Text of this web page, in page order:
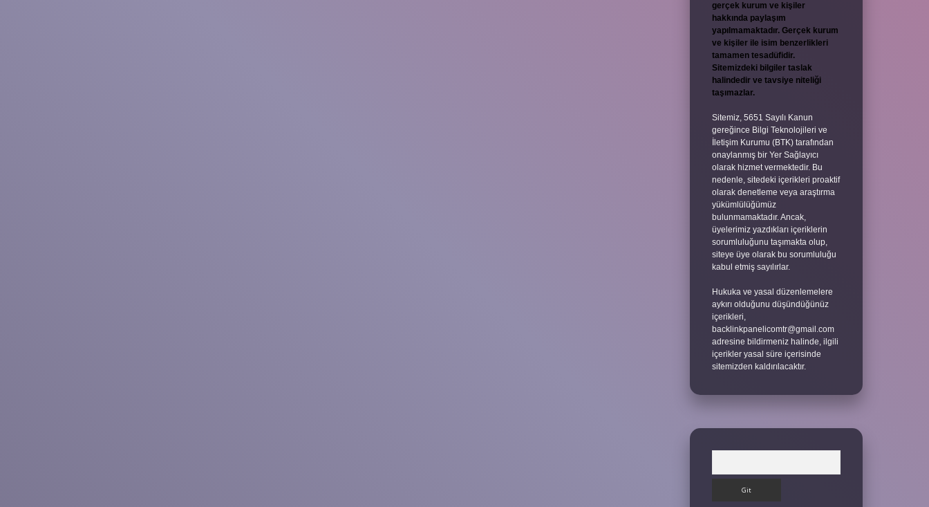
gerçek kurum ve kişiler
hakkında paylaşım
yapılmamaktadır. Gerçek kurum
ve kişiler ile isim benzerlikleri
tamamen tesadüfidir.
Sitemizdeki bilgiler taslak
halindedir ve tavsiye niteliği
taşımazlar.
Sitemiz, 5651 Sayılı Kanun
gereğince Bilgi Teknolojileri ve
İletişim Kurumu (BTK) tarafından
onaylanmış bir Yer Sağlayıcı
olarak hizmet vermektedir. Bu
nedenle, sitedeki içerikleri proaktif
olarak denetleme veya araştırma
yükümlülüğümüz
bulunmamaktadır. Ancak,
üyelerimiz yazdıkları içeriklerin
sorumluluğunu taşımakta olup,
siteye üye olarak bu sorumluluğu
kabul etmiş sayılırlar.
Hukuka ve yasal düzenlemelere
aykırı olduğunu düşündüğünüz
içerikleri,
backlinkpanelicomtr@gmail.com
adresine bildirmeniz halinde, ilgili
içerikler yasal süre içerisinde
sitemizden kaldırılacaktır.